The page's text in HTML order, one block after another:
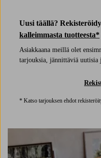
Uusi täällä?
kalleimmasta tuotteesta*
Asiakkaana meillä olet
tarjouksia, jännittäviä uutisia
* Katso tarjouksen ehdot